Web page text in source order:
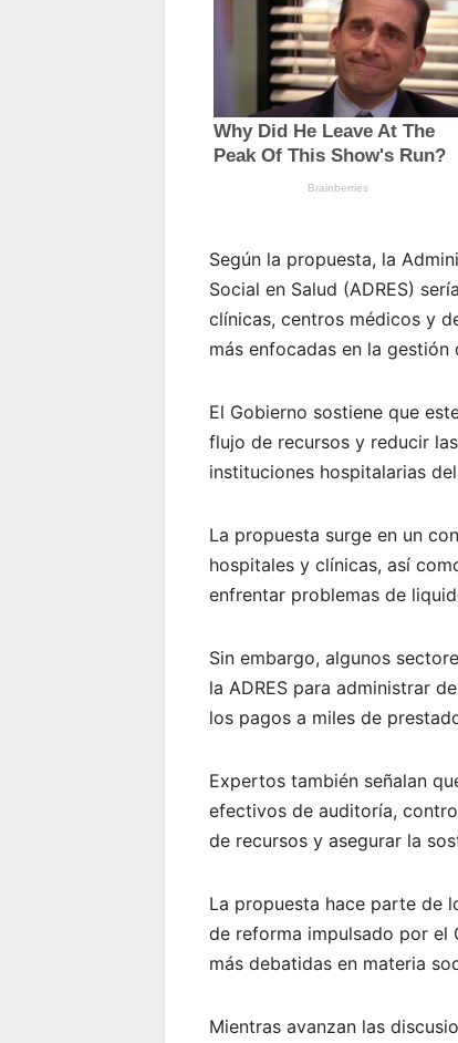
Según la propuesta, la
Social en Salud (ADRES)
clínicas, centros médicos y
más enfocadas en la
El Gobierno sostiene que
flujo de recursos y reducir
instituciones hospitalarias
La propuesta surge en un
hospitales y clínicas, así
enfrentar problemas de
Sin embargo, algunos
la ADRES para administrar
los pagos a miles de
Expertos también señalan
efectivos de auditoría,
de recursos y asegurar la
La propuesta hace parte de
de reforma impulsado por el
más debatidas en materia
Mientras avanzan las